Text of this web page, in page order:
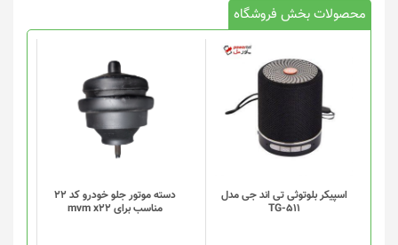
محصولات بخش فروشگاه
اسپیکر بلوتوثی تی اند جی مدل
TG-511
دسته موتور جلو خودرو کد 22
مناسب برای mvm x22